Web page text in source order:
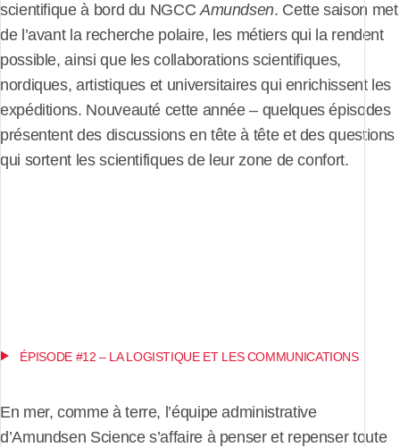
scientifique à bord du NGCCAmundsen. Cette saison met
de l’avant la recherche polaire, les métiers qui la rendent
possible, ainsi que les collaborations scientifiques,
nordiques, artistiques et universitaires qui enrichissent les
expéditions. Nouveauté cette année – quelques épisodes
présentent des discussions en tête à tête et des questions
qui sortent les scientifiques de leur zone de confort.
ÉPISODE #12 – LA LOGISTIQUE ET LES COMMUNICATIONS
En mer, comme à terre, l’équipe administrative
d’Amundsen Science s’affaire à penser et repenser toute